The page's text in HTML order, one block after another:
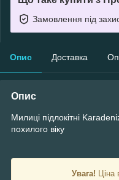
Замовлення під
Опис Доставка
Опис
Милиці підлокітні
похилого віку
Увага! Ціна